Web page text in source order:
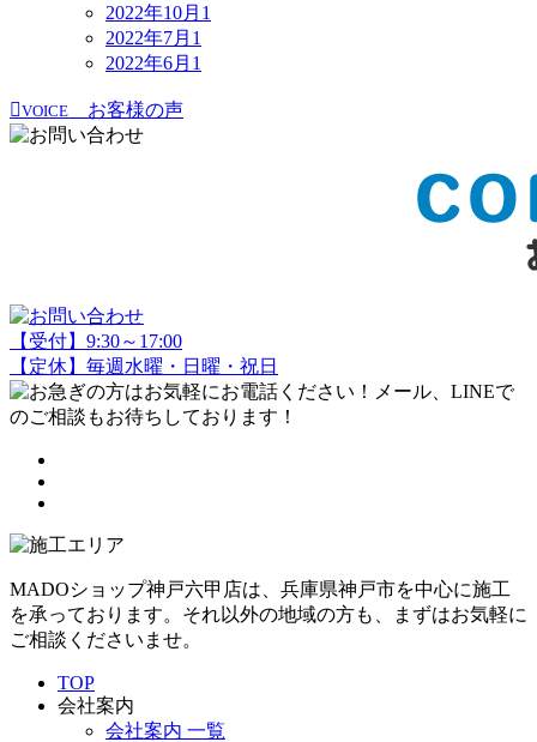
2022年10月 1
2022年7月 1
2022年6月 1
VOICE お客様の声
【受付】9:30～17:00
【定休】毎週水曜・日曜・祝日
MADOショップ神戸六甲店は、兵庫県神戸市を中心に施工
を承っております。それ以外の地域の方も、まずはお気軽に
ご相談くださいませ。
TOP
会社案内
会社案内 一覧